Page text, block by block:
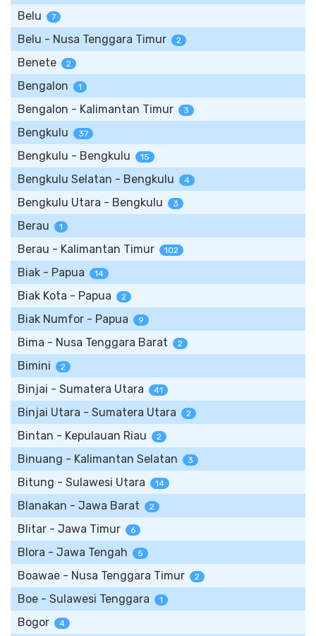
Belu 7
Belu - Nusa Tenggara Timur 2
Benete 2
Bengalon 1
Bengalon - Kalimantan Timur 3
Bengkulu 37
Bengkulu - Bengkulu 15
Bengkulu Selatan - Bengkulu 4
Bengkulu Utara - Bengkulu 3
Berau 1
Berau - Kalimantan Timur 102
Biak - Papua 14
Biak Kota - Papua 2
Biak Numfor - Papua 9
Bima - Nusa Tenggara Barat 2
Bimini 2
Binjai - Sumatera Utara 41
Binjai Utara - Sumatera Utara 2
Bintan - Kepulauan Riau 2
Binuang - Kalimantan Selatan 3
Bitung - Sulawesi Utara 14
Blanakan - Jawa Barat 2
Blitar - Jawa Timur 6
Blora - Jawa Tengah 5
Boawae - Nusa Tenggara Timur 2
Boe - Sulawesi Tenggara 1
Bogor 4